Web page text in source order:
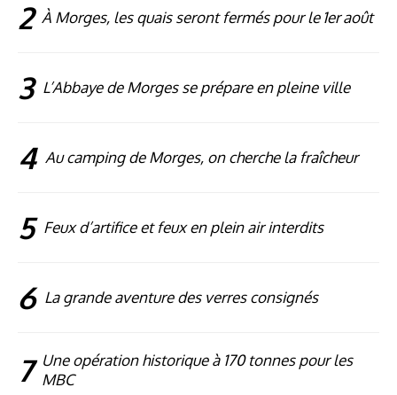
2 À Morges, les quais seront fermés pour le 1er août
3 L’Abbaye de Morges se prépare en pleine ville
4 Au camping de Morges, on cherche la fraîcheur
5 Feux d’artifice et feux en plein air interdits
6 La grande aventure des verres consignés
7 Une opération historique à 170 tonnes pour les
MBC